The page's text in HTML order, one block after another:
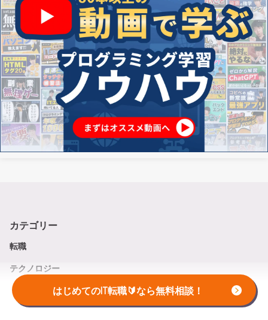
はじめてのIT転職🔰なら無料相談！
カテゴリー
転職
テクノロジー
インタビュー